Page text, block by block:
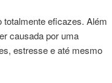
totalmente eficazes. Além
causada por uma
estresse e até mesmo